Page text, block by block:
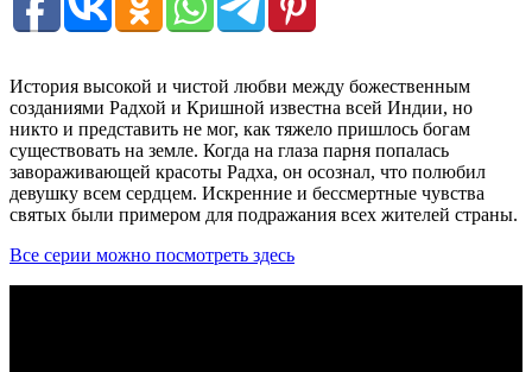
История высокой и чистой любви между божественным
созданиями Радхой и Кришной известна всей Индии, но
никто и представить не мог, как тяжело пришлось богам
существовать на земле. Когда на глаза парня попалась
завораживающей красоты Радха, он осознал, что полюбил
девушку всем сердцем. Искренние и бессмертные чувства
святых были примером для подражания всех жителей страны.
Все серии можно посмотреть здесь